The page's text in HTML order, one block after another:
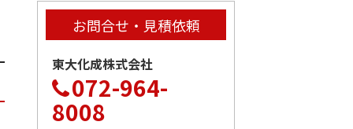
お問合せ・見積依頼
東大化成株式会社
072-964-
8008